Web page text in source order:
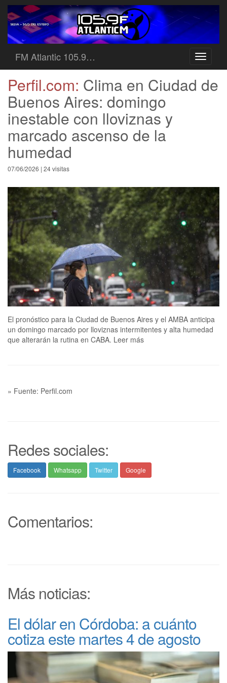
Toggle
FM Atlantic 105.9…
Perfil.com: Clima en Ciudad de
Buenos Aires: domingo
inestable con lloviznas y
marcado ascenso de la
humedad
07/06/2026 | 24 visitas
El pronóstico para la Ciudad de Buenos Aires y el AMBA anticipa
un domingo marcado por lloviznas intermitentes y alta humedad
que alterarán la rutina en CABA. Leer más
» Fuente: Perfil.com
Redes sociales:
Facebook Whatsapp Twitter Google
Comentarios:
Más noticias:
El dólar en Córdoba: a cuánto
cotiza este martes 4 de agosto